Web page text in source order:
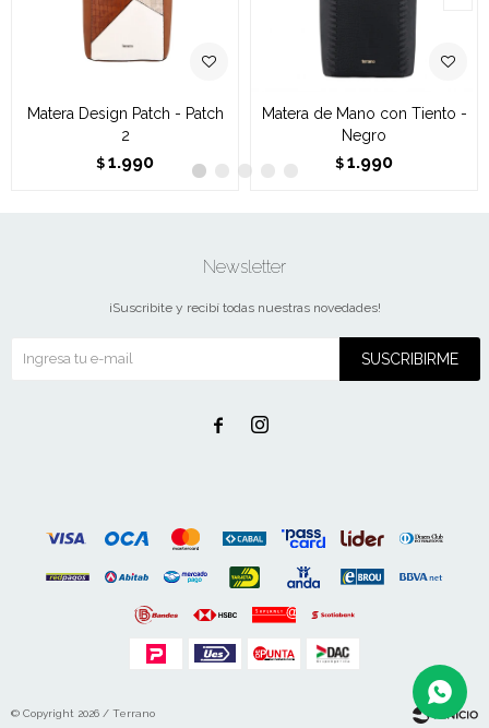
Matera Design Patch - Patch
2
$ 1.990
Matera de Mano con Tiento -
Negro
$ 1.990
Newsletter
¡Suscribite y recibí todas nuestras novedades!
SUSCRIBIRME
 
© Copyright 2026 / Terrano